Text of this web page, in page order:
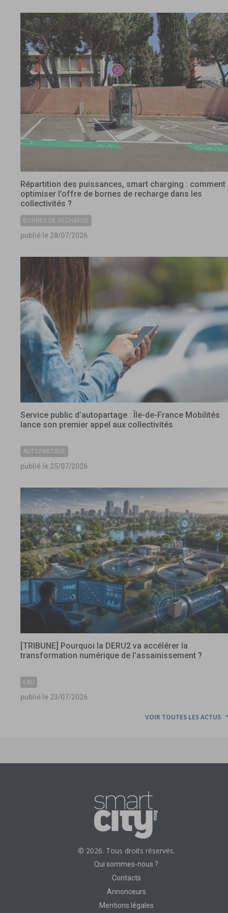
Répartition des puissances, smart charging : comment
optimiser l’offre de bornes de recharge dans les
collectivités ?
BORNES DE RECHARGE
publié le 28/07/2026
Service public d’autopartage : Île-de-France Mobilités
lance son premier appel aux collectivités
AUTOPARTAGE
publié le 25/07/2026
[TRIBUNE] Pourquoi la DERU2 va accélérer la
transformation numérique de l’assainissement ?
EAU
publié le 23/07/2026
VOIR TOUTES LES ACTUS
© 2026. Tous droits réservés.
Qui sommes-nous ?
Contacts
Annonceurs
Mentions légales